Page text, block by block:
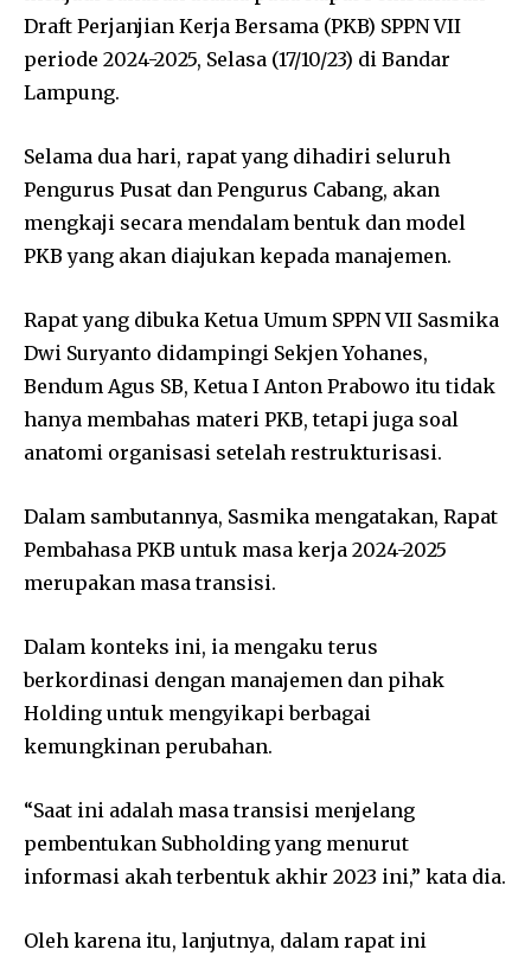
Draft Perjanjian Kerja Bersama (PKB) SPPN VII
periode 2024-2025, Selasa (17/10/23) di Bandar
Lampung.
Selama dua hari, rapat yang dihadiri seluruh
Pengurus Pusat dan Pengurus Cabang, akan
mengkaji secara mendalam bentuk dan model
PKB yang akan diajukan kepada manajemen.
Rapat yang dibuka Ketua Umum SPPN VII Sasmika
Dwi Suryanto didampingi Sekjen Yohanes,
Bendum Agus SB, Ketua I Anton Prabowo itu tidak
hanya membahas materi PKB, tetapi juga soal
anatomi organisasi setelah restrukturisasi.
Dalam sambutannya, Sasmika mengatakan, Rapat
Pembahasa PKB untuk masa kerja 2024-2025
merupakan masa transisi.
Dalam konteks ini, ia mengaku terus
berkordinasi dengan manajemen dan pihak
Holding untuk mengyikapi berbagai
kemungkinan perubahan.
“Saat ini adalah masa transisi menjelang
pembentukan Subholding yang menurut
informasi akah terbentuk akhir 2023 ini,” kata dia.
Oleh karena itu, lanjutnya, dalam rapat ini